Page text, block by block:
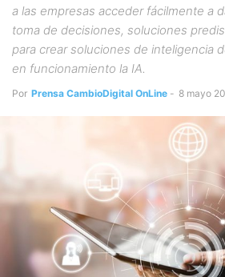
a las empresas acceder fácilmente a
toma de decisiones, soluciones
para crear soluciones de inteligencia
en funcionamiento la IA.
Por Prensa CambioDigital OnLine - 8 mayo